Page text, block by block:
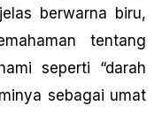
berwarna biru,
tentang
seperti “darah
sebagai umat